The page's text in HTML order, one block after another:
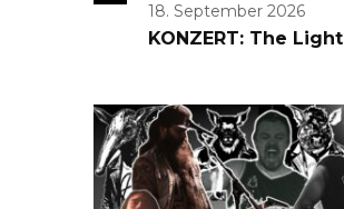
18. September 2026
KONZERT: The Light